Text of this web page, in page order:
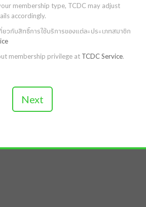
membership type, TCDC may adjust
accordingly.
ยวกับสิทธิ์การใช้บริการของแต่ละประเภทสมาชิก
membership privilege at TCDC Service.
Next